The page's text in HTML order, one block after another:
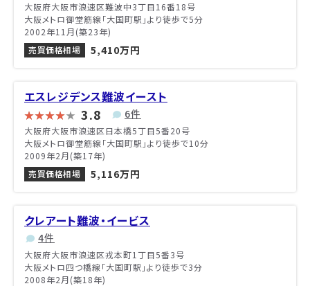
大阪府大阪市浪速区難波中3丁目16番18号
大阪メトロ御堂筋線「大国町駅」より徒歩で5分
2002年11月(築23年)
売買価格相場
5,410万円
エスレジデンス難波イースト
3.8 6件
大阪府大阪市浪速区日本橋5丁目5番20号
大阪メトロ御堂筋線「大国町駅」より徒歩で10分
2009年2月(築17年)
売買価格相場
5,116万円
クレアート難波・イービス
4件
大阪府大阪市浪速区戎本町1丁目5番3号
大阪メトロ四つ橋線「大国町駅」より徒歩で3分
2008年2月(築18年)